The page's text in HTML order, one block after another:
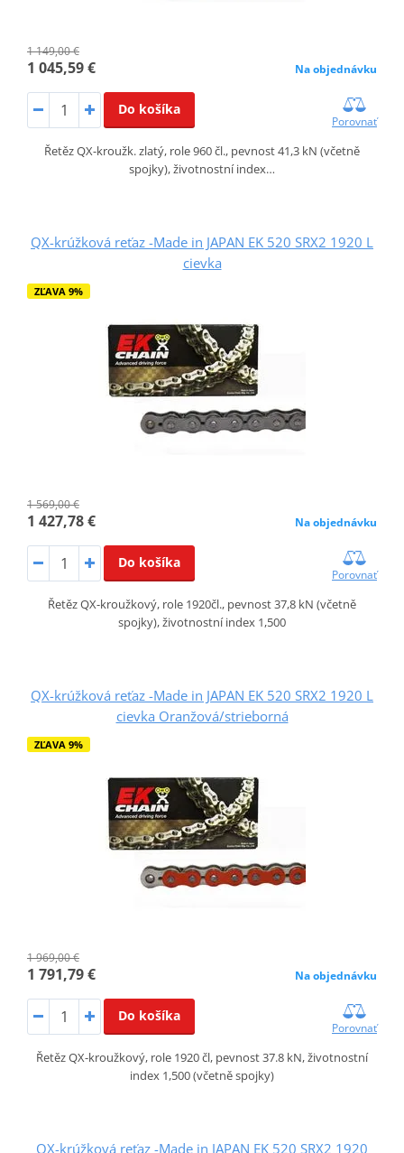
1 149,00 €
1 045,59 € Na objednávku
Do košíka
Porovnať
Řetěz QX-kroužk. zlatý, role 960 čl., pevnost 41,3 kN (včetně
spojky), životnostní index…
QX-krúžková reťaz -Made in JAPAN EK 520 SRX2 1920 L
cievka
ZĽAVA 9%
1 569,00 €
1 427,78 € Na objednávku
Do košíka
Porovnať
Řetěz QX-kroužkový, role 1920čl., pevnost 37,8 kN (včetně
spojky), životnostní index 1,500
QX-krúžková reťaz -Made in JAPAN EK 520 SRX2 1920 L
cievka Oranžová/strieborná
ZĽAVA 9%
1 969,00 €
1 791,79 € Na objednávku
Do košíka
Porovnať
Řetěz QX-kroužkový, role 1920 čl, pevnost 37.8 kN, životnostní
index 1,500 (včetně spojky)
QX-krúžková reťaz -Made in JAPAN EK 520 SRX2 1920